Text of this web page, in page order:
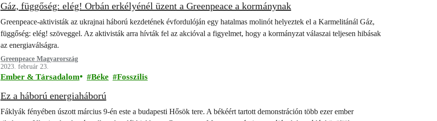
Gáz, függőség: elég! Orbán erkélyénél üzent a Greenpeace a kormánynak
Greenpeace-aktivisták az ukrajnai háború kezdetének évfordulóján egy hatalmas molinót helyeztek el a Karmelitánál Gáz,
függőség: elég! szöveggel. Az aktivisták arra hívták fel az akcióval a figyelmet, hogy a kormányzat válaszai teljesen hibásak
az energiaválságra.
Greenpeace Magyarország
2023. február 23.
Ember & Társadalom Béke Fosszilis
Ez a háború energiaháború
Fáklyák fényében úszott március 9-én este a budapesti Hősök tere. A békéért tartott demonstráción több ezer ember